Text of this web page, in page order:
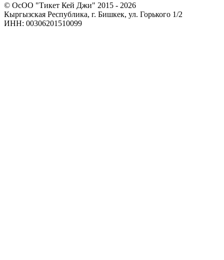
© ОсОО "Тикет Кей Джи" 2015 - 2026
Кыргызская Республика, г. Бишкек, ул. Горького 1/2
ИНН: 00306201510099